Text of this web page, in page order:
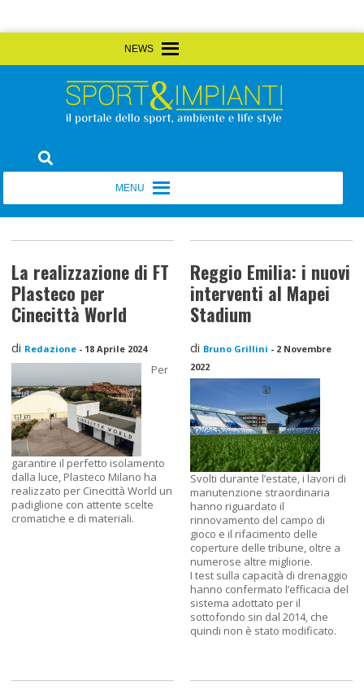
to
Sport&Impianti
La realizzazione di FT
Plasteco per
Cinecittà World
di Redazione - 18 Aprile 2024
Per
garantire il perfetto isolamento
dalla luce, Plasteco Milano ha
realizzato per Cinecittà World un
padiglione con attente scelte
cromatiche e di materiali.
Reggio Emilia: i nuovi
interventi al Mapei
Stadium
di Bruno Grillini - 2 Novembre
2022
Svolti durante l’estate, i lavori di
manutenzione straordinaria
hanno riguardato il
rinnovamento del campo di
gioco e il rifacimento delle
coperture delle tribune, oltre a
numerose altre migliorie.
I test sulla capacità di drenaggio
hanno confermato l’efficacia del
sistema adottato per il
sottofondo sin dal 2014, che
quindi non è stato modificato.